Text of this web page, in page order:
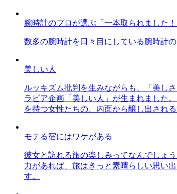
腕時計のプロが選ぶ「一本取られました！
数多の腕時計を日々目にしている腕時計
美しい人
ルッキズム批判を生みながらも、「美し
ラビア企画「美しい人」が生まれました
を持つ女性たちの、内面から醸し出され
モテる宿にはワケがある
彼女と訪れる旅の楽しみってなんでしょ
力があれば、旅はきっと素晴らしい思い
す。